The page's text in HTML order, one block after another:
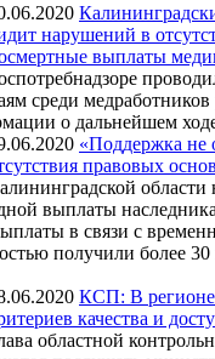
нарушений в
выплаты
среди
о дальнейшем
«Поддержка не
правовых
области
выплаты
в связи с
получили более
КСП: В
качества и
областной